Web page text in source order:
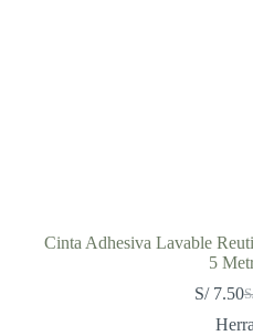
Cinta Adhesiva Lavable
5
El
S/7.50El